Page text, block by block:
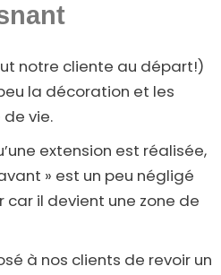
notre cliente au départ!)
la décoration et les
vie.
extension est réalisée,
» est un peu négligé
il devient une zone de
à nos clients de revoir un